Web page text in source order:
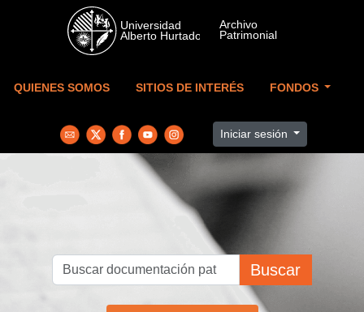
Skip to main content
QUIENES SOMOS SITIOS DE INTERÉS FONDOS
Iniciar sesión
Buscar